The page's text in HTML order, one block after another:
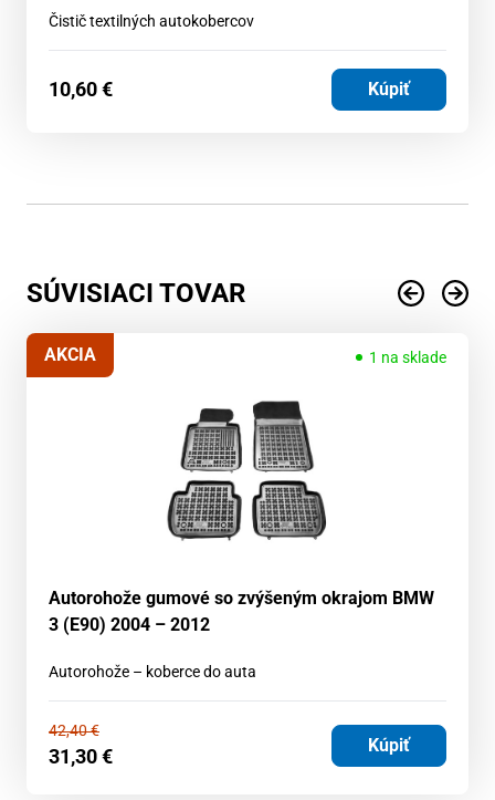
Čistič textilných autokobercov
10,60€ Kúpiť
SÚVISIACI TOVAR
1 na sklade
AKCIA
Autorohože gumové so zvýšeným okrajom BMW
3 (E90) 2004 – 2012
Autorohože – koberce do auta
42,40€
31,30€ Kúpiť